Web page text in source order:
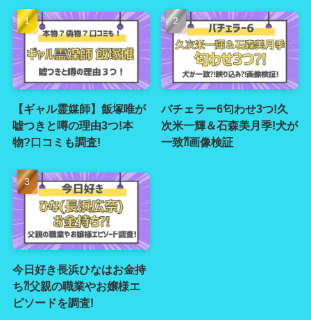
【ギャル霊媒師】飯塚唯が
嘘つきと噂の理由3つ!本
物?口コミも調査!
バチェラー6匂わせ3つ!久
次米一輝＆石森美月季!犬が
一致⁈画像検証
今日好き長浜ひなはお金持
ち⁈父親の職業やお嬢様エ
ピソードを調査!